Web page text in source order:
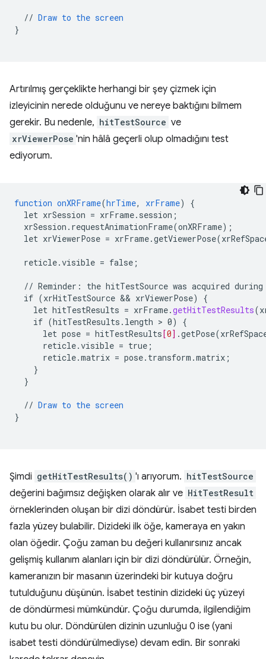
// Draw to the screen
}
Artırılmış gerçeklikte herhangi bir şey çizmek için
izleyicinin nerede olduğunu ve nereye baktığını bilmem
gerekir. Bu nedenle, hitTestSource ve
xrViewerPose 'nin hâlâ geçerli olup olmadığını test
ediyorum.
function onXRFrame(hrTime, xrFrame)
{
let xrSession = xrFrame.session ;
xrSession.requestAnimationFrame(onXRFrame) ;
let xrViewerPose =
reticle.visible = false ;
// Reminder : the hitTestSource was acquired during
if (xrHitTestSource && xrViewerPose)
{
let hitTestResults = xrFrame.getHitTestResults(
if (hitTestResults.length > 0)
{
let pose = hitTestResults[0]
reticle.visible = true ;
reticle.matrix = pose.transform.matrix ;
}
}
// Draw to the screen
}
Şimdi getHitTestResults() 'ı arıyorum. hitTestSource
değerini bağımsız değişken olarak alır ve HitTestResult
örneklerinden oluşan bir dizi döndürür. İsabet testi birden
fazla yüzey bulabilir. Dizideki ilk öğe, kameraya en yakın
olan öğedir. Çoğu zaman bu değeri kullanırsınız ancak
gelişmiş kullanım alanları için bir dizi döndürülür. Örneğin,
kameranızın bir masanın üzerindeki bir kutuya doğru
tutulduğunu düşünün. İsabet testinin dizideki üç yüzeyi
de döndürmesi mümkündür. Çoğu durumda, ilgilendiğim
kutu bu olur. Döndürülen dizinin uzunluğu 0 ise (yani
isabet testi döndürülmediyse) devam edin. Bir sonraki